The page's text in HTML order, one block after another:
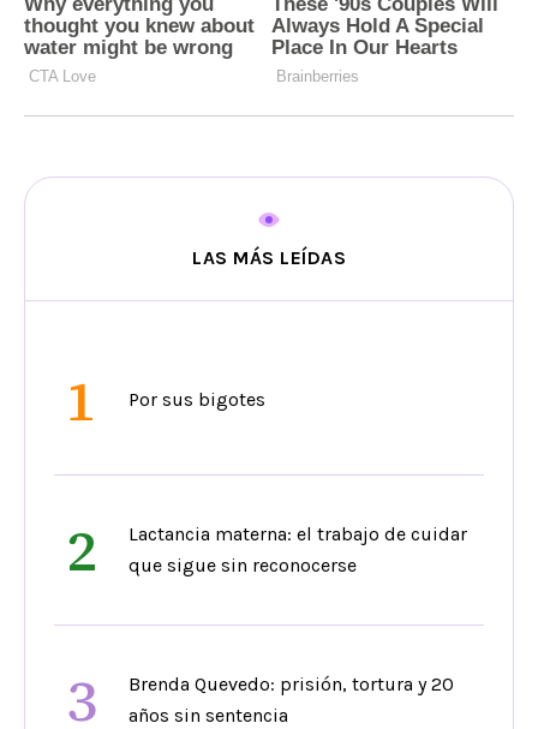
LAS MÁS LEÍDAS
1 Por sus bigotes
2
Lactancia materna: el trabajo de cuidar
que sigue sin reconocerse
3
Brenda Quevedo: prisión, tortura y 20
años sin sentencia